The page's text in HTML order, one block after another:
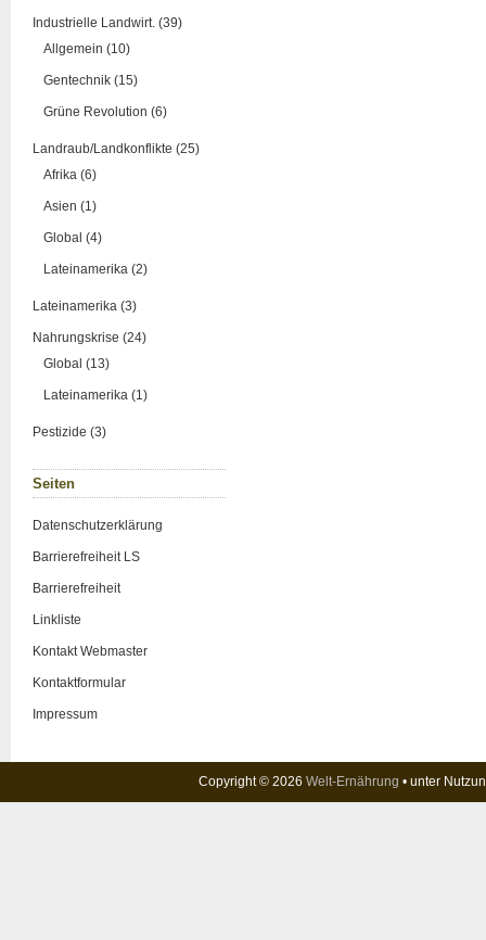
Industrielle Landwirt. (39)
Allgemein (10)
Gentechnik (15)
Grüne Revolution (6)
Landraub/Landkonflikte (25)
Afrika (6)
Asien (1)
Global (4)
Lateinamerika (2)
Lateinamerika (3)
Nahrungskrise (24)
Global (13)
Lateinamerika (1)
Pestizide (3)
Sei­ten
Daten­schutz­er­klä­rung
Bar­rie­re­frei­heit LS
Bar­rie­re­frei­heit
Link­lis­te
Kon­takt Web­mas­ter
Kon­takt­for­mu­lar
Impres­sum
Copyright © 2026 Welt-Ernährung • unter